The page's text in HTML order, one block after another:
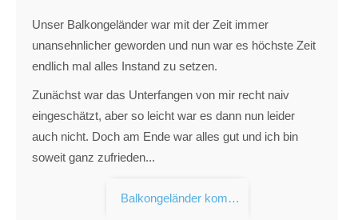
Unser Balkongeländer war mit der Zeit immer
unansehnlicher geworden und nun war es höchste Zeit
endlich mal alles Instand zu setzen.
Zunächst war das Unterfangen von mir recht naiv
eingeschätzt, aber so leicht war es dann nun leider
auch nicht. Doch am Ende war alles gut und ich bin
soweit ganz zufrieden...
Balkongeländer komplett erneuert.pdf